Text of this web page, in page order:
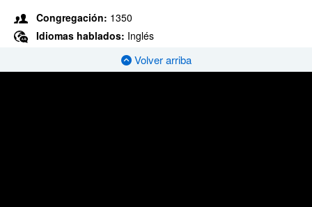
Congregación: 1350
Idiomas hablados: Inglés
Volver arriba